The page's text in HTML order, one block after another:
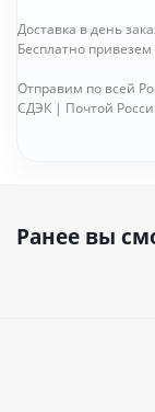
Доставка в день
Бесплатно
Отправим по всей
СДЭК | Почтой
Ранее вы